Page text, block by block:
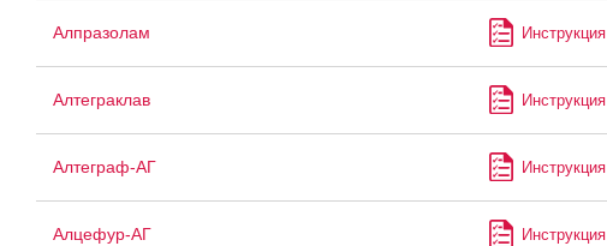
Алпразолам Инструкция
Алтеграклав Инструкция
Алтеграф-АГ Инструкция
Алцефур-АГ Инструкция